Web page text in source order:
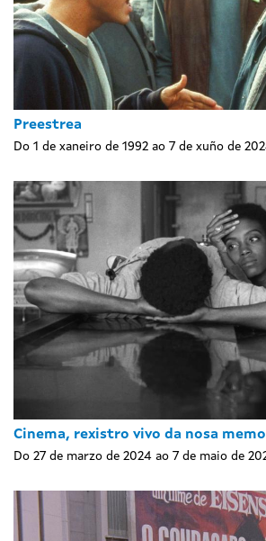
Preestrea
Do 1 de xaneiro de 1992 ao 7 de xuño de
Cinema, rexistro vivo da nosa
Do 27 de marzo de 2024 ao 7 de maio de